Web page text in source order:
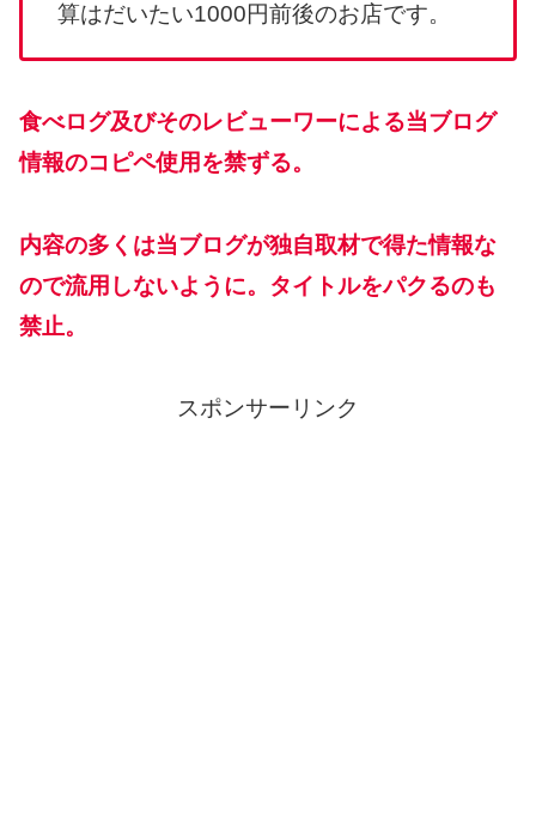
算はだいたい1000円前後のお店です。
食べログ及びそのレビューワーによる当ブログ
情報のコピペ使用を禁ずる。
内容の多くは当ブログが独自取材で得た情報な
ので流用しないように。タイトルをパクるのも
禁止。
スポンサーリンク